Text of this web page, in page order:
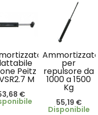
Peitz
M
€
per
repulsore da
1000 a 1500
Kg
55,19 €
Disponibile